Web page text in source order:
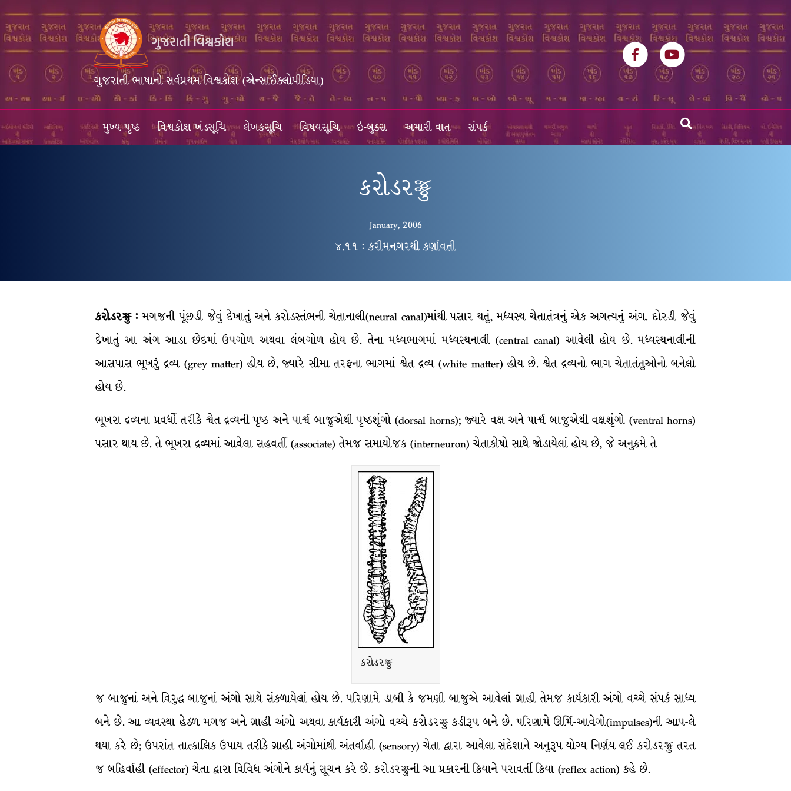
ગુજરાતી ભાષાનો સર્વપ્રથમ વિશ્વકોશ (એન્સાઈક્લોપીડિયા)
FacebookYoutube
મુખ્ય પૃષ્ઠ વિશ્વકોશ ખંડસૂચિ લેખકસૂચિ વિષયસૂચિ ઇ-બુક્સ અમારી વાત સંપર્ક
કરોડરજ્જુ
January, 2006
૪.૧૧ : કરીમનગરથી કર્ણાવતી
કરોડરજ્જુ : મગજની પૂંછડી જેવું દેખાતું અને કરોડસ્તંભની ચેતાનાલી(neural canal)માંથી પસાર થતું, મધ્યસ્થ ચેતાતંત્રનું એક અગત્યનું અંગ. દોરડી જેવું
દેખાતું આ અંગ આડા છેદમાં ઉપગોળ અથવા લંબગોળ હોય છે. તેના મધ્યભાગમાં મધ્યસ્થનાલી (central canal) આવેલી હોય છે. મધ્યસ્થનાલીની
આસપાસ ભૂખરું દ્રવ્ય (grey matter) હોય છે, જ્યારે સીમા તરફના ભાગમાં શ્વેત દ્રવ્ય (white matter) હોય છે. શ્વેત દ્રવ્યનો ભાગ ચેતાતંતુઓનો બનેલો
હોય છે.
ભૂખરા દ્રવ્યના પ્રવર્ધો તરીકે શ્વેત દ્રવ્યની પૃષ્ઠ અને પાર્શ્વ બાજુએથી પૃષ્ઠશૃંગો (dorsal horns); જ્યારે વક્ષ અને પાર્શ્વ બાજુએથી વક્ષશૃંગો (ventral horns)
પસાર થાય છે. તે ભૂખરા દ્રવ્યમાં આવેલા સહવર્તી (associate) તેમજ સમાયોજક (interneuron) ચેતાકોષો સાથે જોડાયેલાં હોય છે, જે અનુક્રમે તે
કરોડરજ્જુ
જ બાજુનાં અને વિરુદ્ધ બાજુનાં અંગો સાથે સંકળાયેલાં હોય છે. પરિણામે ડાબી કે જમણી બાજુએ આવેલાં ગ્રાહી તેમજ કાર્યકારી અંગો વચ્ચે સંપર્ક સાધ્ય
બને છે. આ વ્યવસ્થા હેઠળ મગજ અને ગ્રાહી અંગો અથવા કાર્યકારી અંગો વચ્ચે કરોડરજ્જુ કડીરૂપ બને છે. પરિણામે ઊર્મિ-આવેગો(impulses)ની આપ-લે
થયા કરે છે; ઉપરાંત તાત્કાલિક ઉપાય તરીકે ગ્રાહી અંગોમાંથી અંતર્વાહી (sensory) ચેતા દ્વારા આવેલા સંદેશાને અનુરૂપ યોગ્ય નિર્ણય લઈ કરોડરજ્જુ તરત
જ બહિર્વાહી (effector) ચેતા દ્વારા વિવિધ અંગોને કાર્યનું સૂચન કરે છે. કરોડરજ્જુની આ પ્રકારની ક્રિયાને પરાવર્તી ક્રિયા (reflex action) કહે છે.